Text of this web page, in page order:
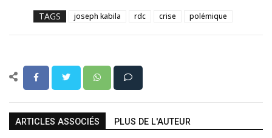
TAGS joseph kabila rdc crise polémique
ARTICLES ASSOCIÉS PLUS DE L'AUTEUR